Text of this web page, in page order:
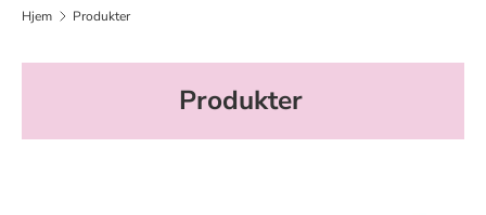
Hjem Produkter
Produkter